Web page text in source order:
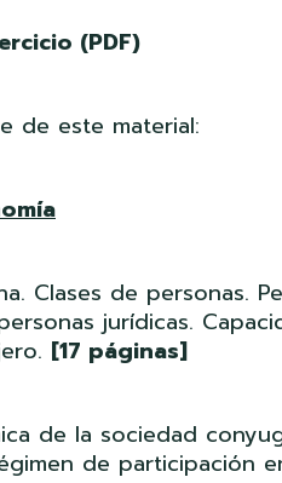
(PDF)
de este material:
Clases de personas.
jurídicas.
[17 páginas]
de la sociedad
de participación